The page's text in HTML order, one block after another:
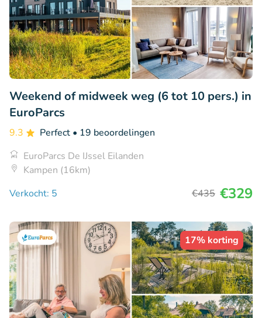
Weekend of midweek weg (6 tot 10 pers.) in
EuroParcs
9.3 Perfect • 19 beoordelingen
EuroParcs De IJssel Eilanden
Kampen (16km)
Verkocht: 5
€435 €329
17% korting